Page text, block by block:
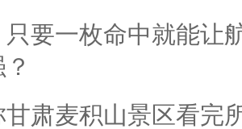
要一枚命中就能让
甘肃麦积山景区看完